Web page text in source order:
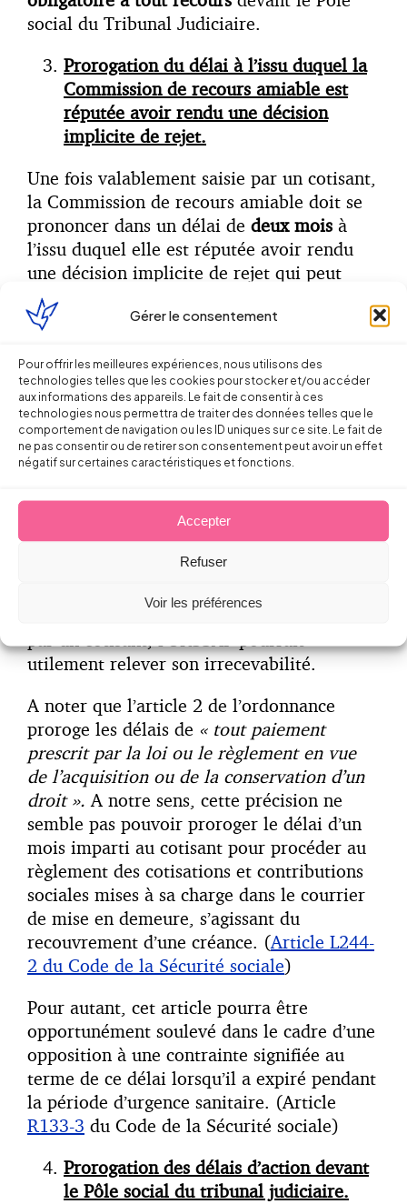
Gérer le consentement
Pour offrir les meilleures expériences, nous utilisons des
technologies telles que les cookies pour stocker et/ou accéder
aux informations des appareils. Le fait de consentir à ces
technologies nous permettra de traiter des données telles que le
comportement de navigation ou les ID uniques sur ce site. Le fait de
ne pas consentir ou de retirer son consentement peut avoir un effet
négatif sur certaines caractéristiques et fonctions.
Accepter
Refuser
Voir les préférences
social du Tribunal Judiciaire.
Prorogation du délai à l’issu duquel la
Commission de recours amiable est
réputée avoir rendu une décision
implicite de rejet.
Une fois valablement saisie par un cotisant,
la Commission de recours amiable doit se
prononcer dans un délai de deux mois à
l’issu duquel elle est réputée avoir rendu
une décision implicite de rejet qui peut
alors être contestée devant le Pôle social du
Tribunal judiciaire. (ArticlesR142-1-A
L’ordonnance n°2020-306 du 25 mars 2020
(article 7) suspend ce délailorsqu’il expire
pendant la période d’urgence sanitaire. Elle
prévoit également le report du point de
cette période.
Dès lors, en cas de saisine du Pôle social du
Tribunal judiciaire en contestation d’une
décision considérée implicitement rejetée
au cours de la période d’urgence sanitaire
par un cotisant, l’URSSAF pourrait
utilement relever son irrecevabilité.
A noter que l’article 2 de l’ordonnance
proroge les délais de « tout paiement
prescrit par la loi ou le règlement en vue
de l’acquisition ou de la conservation d’un
droit ».A notre sens, cette précision ne
semble pas pouvoir proroger le délai d’un
mois imparti au cotisant pour procéder au
règlement des cotisations et contributions
sociales mises à sa charge dans le courrier
de mise en demeure, s’agissant du
recouvrement d’une créance. (Article L244-
2 du Code de la Sécurité sociale)
Pour autant, cet article pourra être
opportunément soulevé dans le cadre d’une
opposition à une contrainte signifiée au
terme de ce délai lorsqu’il a expiré pendant
la période d’urgence sanitaire. (Article
R133-3 du Code de la Sécurité sociale)
Prorogation des délais d’action devant
le Pôle social du tribunal judiciaire.